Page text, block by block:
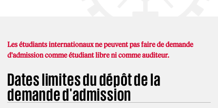
Les étudiants internationaux ne peuvent pas faire de demande
d'admission comme étudiant libre ni comme auditeur.
Dates limites du dépôt de la
demande d'admission